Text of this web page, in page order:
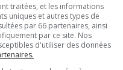
course est
traitées, et les informations
uniques et autres types de
par 66 partenaires, ainsi
par ce site. Nos
d'utiliser des données